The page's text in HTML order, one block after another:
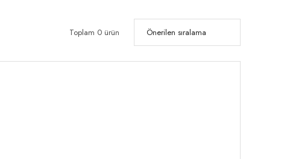
Toplam 0 ürün